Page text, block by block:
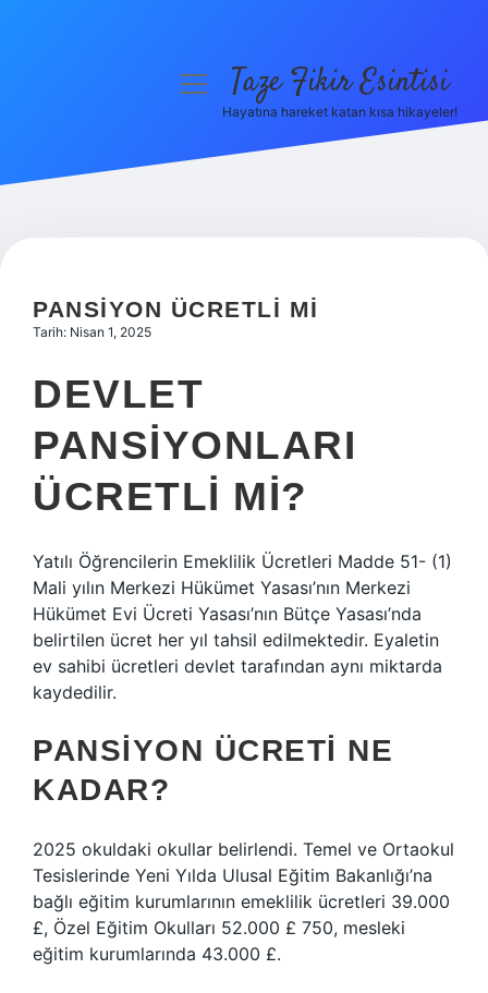
Hakkımızda
menüyüTaze Fikir Esintisi
Hayatına hareket katan kısa hikayeler!
PANSIYON ÜCRETLI MI
Tarih: Nisan 1, 2025
DEVLET
PANSIYONLARI
ÜCRETLI MI?
Yatılı Öğrencilerin Emeklilik Ücretleri Madde 51- (1)
Mali yılın Merkezi Hükümet Yasası’nın Merkezi
Hükümet Evi Ücreti Yasası’nın Bütçe Yasası’nda
belirtilen ücret her yıl tahsil edilmektedir. Eyaletin
ev sahibi ücretleri devlet tarafından aynı miktarda
kaydedilir.
PANSIYON ÜCRETI NE
KADAR?
2025 okuldaki okullar belirlendi. Temel ve Ortaokul
Tesislerinde Yeni Yılda Ulusal Eğitim Bakanlığı’na
bağlı eğitim kurumlarının emeklilik ücretleri 39.000
£, Özel Eğitim Okulları 52.000 £ 750, mesleki
eğitim kurumlarında 43.000 £.